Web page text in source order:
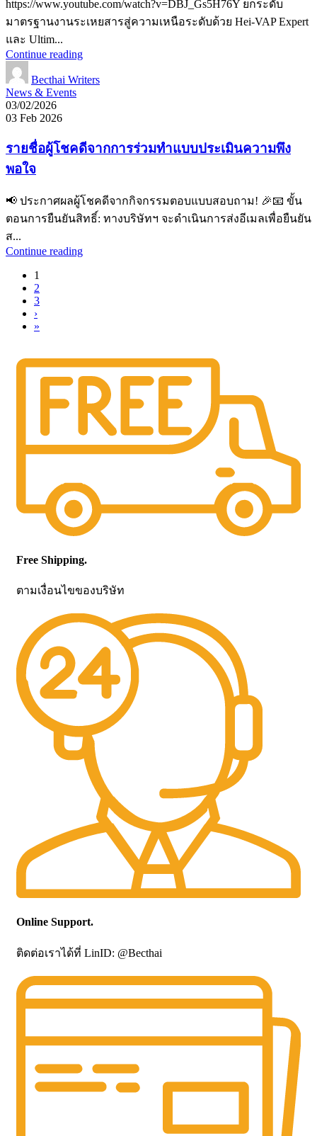
https://www.youtube.com/watch?v=DBJ_Gs5H76Y ยกระดับ
มาตรฐานงานระเหยสารสู่ความเหนือระดับด้วย Hei-VAP Expert
และ Ultim...
Continue reading
Becthai Writers
News & Events
03/02/2026
03 Feb 2026
รายชื่อผู้โชคดีจากการร่วมทำแบบประเมินความพึง
พอใจ
📢 ประกาศผลผู้โชคดีจากกิจกรรมตอบแบบสอบถาม! 🎉📧 ขั้น
ตอนการยืนยันสิทธิ์: ทางบริษัทฯ จะดำเนินการส่งอีเมลเพื่อยืนยัน
ส...
Continue reading
1
2
3
›
»
Free Shipping.
ตามเงื่อนไขของบริษัท
Online Support.
ติดต่อเราได้ที่ LinID: @Becthai